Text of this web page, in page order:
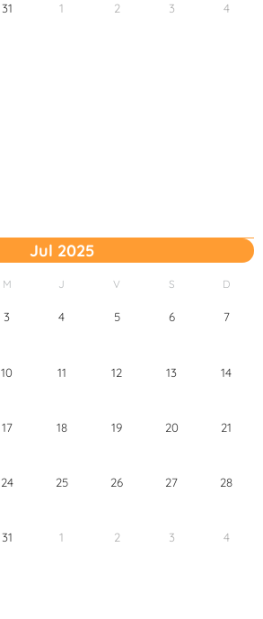
31 1 2 3 4
Jul 2025
M J V S D
3 4 5 6 7
10 11 12 13 14
17 18 19 20 21
24 25 26 27 28
31 1 2 3 4